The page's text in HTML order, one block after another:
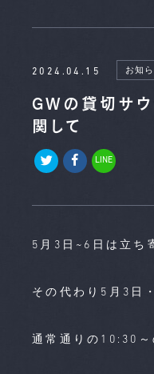
2024.04.15 お知
GWの貸切サ
関して
LINE
5月3日~6日は立ち
その代わり5月3日
通常通りの